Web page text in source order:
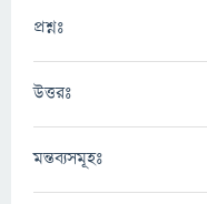
প্রশ্নঃ
উত্তরঃ
মন্তব্যসমূহঃ